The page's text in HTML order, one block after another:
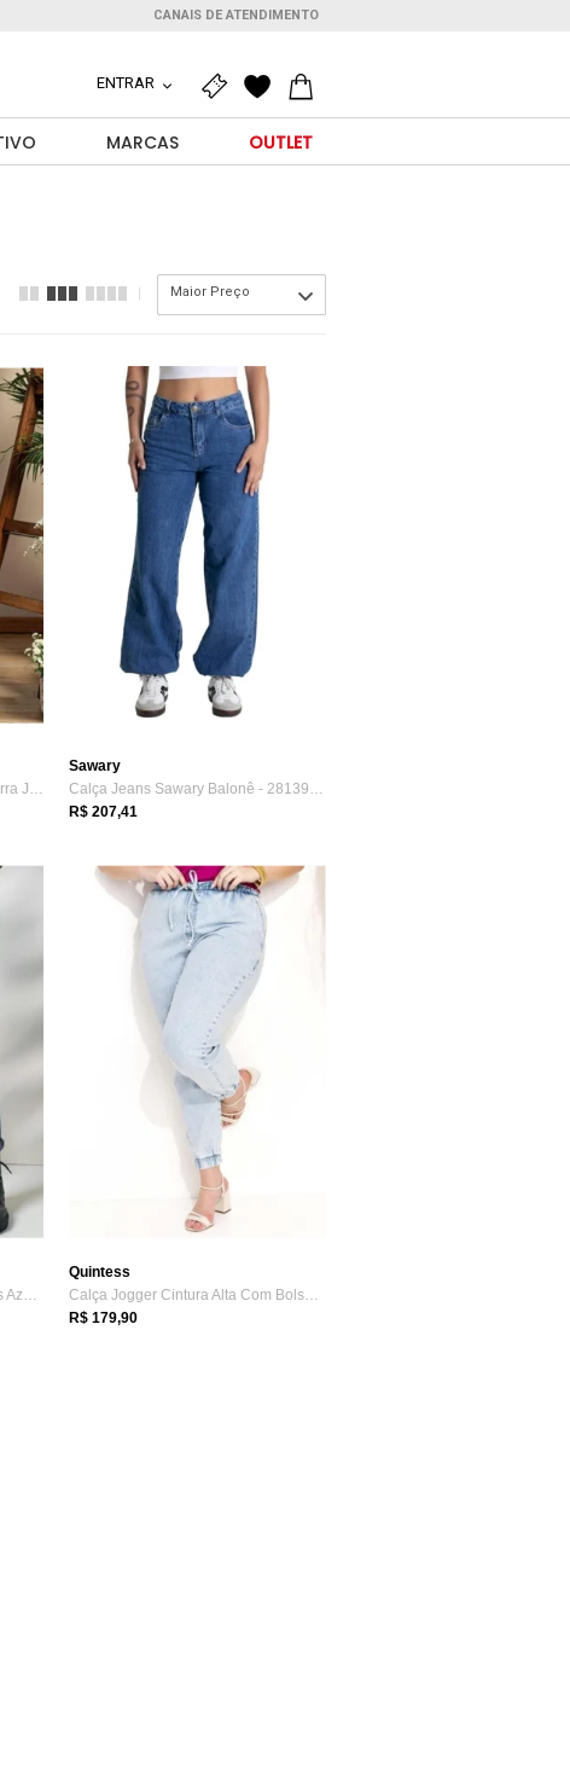
CANAIS DE ATENDIMENTO
ENTRAR
MARCAS OUTLET
Maior Preço
Calça Destroyed Abertura Na Barra Jeans ...
Sawary
Calça Jeans Sawary Balonê - 281395 - Azu...
R$ 207,41
CalÃ§a Com Rasgados E Bolsos Azul Quintess
Quintess
Calça Jogger Cintura Alta Com Bolsos Azu...
R$ 179,90